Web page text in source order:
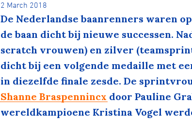
2 March 2018
De Nederlandse baanrenners waren
de baan dicht bij nieuwe successen.
scratch vrouwen) en zilver
dicht bij een volgende medaille met
in diezelfde finale zesde. De
Shanne Braspennincx door Pauline
wereldkampioene Kristina Vogel